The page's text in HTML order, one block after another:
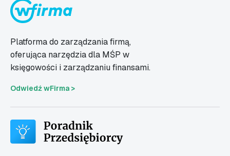
Platforma do zarządzania firmą,
oferująca narzędzia dla MŚP w
księgowości i zarządzaniu finansami.
Odwiedź wFirma >